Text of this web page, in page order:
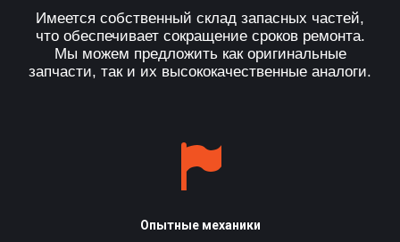
Имеется собственный склад запасных частей,
что обеспечивает сокращение сроков ремонта.
Мы можем предложить как оригинальные
запчасти, так и их высококачественные аналоги.
Опытные механики